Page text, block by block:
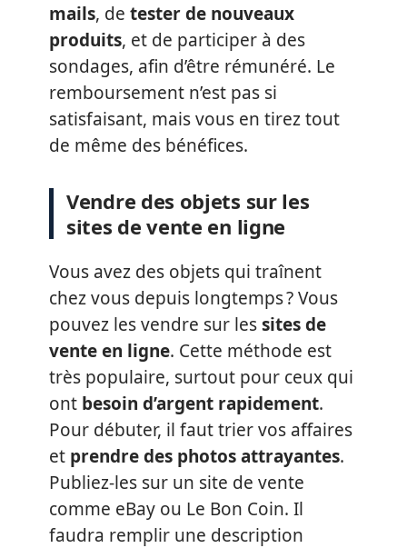
mails, de tester de nouveaux
produits, et de participer à des
sondages, afin d’être rémunéré. Le
remboursement n’est pas si
satisfaisant, mais vous en tirez tout
de même des bénéfices.
Vendre des objets sur les
sites de vente en ligne
Vous avez des objets qui traînent
chez vous depuis longtemps ? Vous
pouvez les vendre sur lessites de
vente en ligne. Cette méthode est
très populaire, surtout pour ceux qui
ont besoin d’argent rapidement.
Pour débuter, il faut trier vos affaires
et prendre des photos attrayantes.
Publiez-les sur un site de vente
comme eBay ou Le Bon Coin. Il
faudra remplir une description